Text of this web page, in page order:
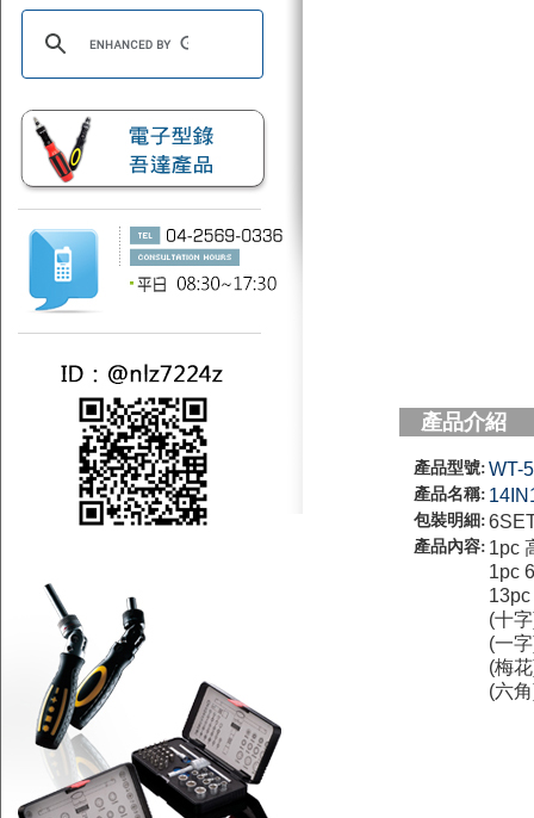
產品介紹
產品型號: WT-
產品名稱:
包裝明細:
產品內容: 1pc
1pc
(十
(一
(梅
(六